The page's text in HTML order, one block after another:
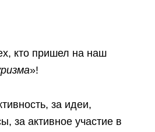
кто пришел на наш
»!
за идеи,
за активное участие в